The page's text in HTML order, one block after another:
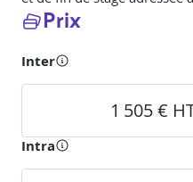
Prix
Inter
1 505 €
Intra